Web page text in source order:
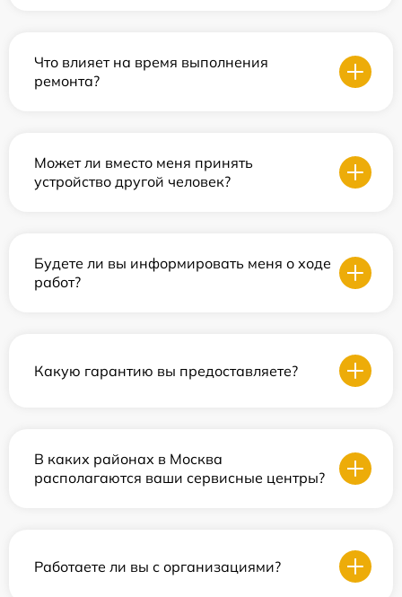
Что влияет на время выполнения
ремонта?
Может ли вместо меня принять
устройство другой человек?
Будете ли вы информировать меня о ходе
работ?
Какую гарантию вы предоставляете?
В каких районах в Москва
располагаются ваши сервисные центры?
Работаете ли вы с организациями?